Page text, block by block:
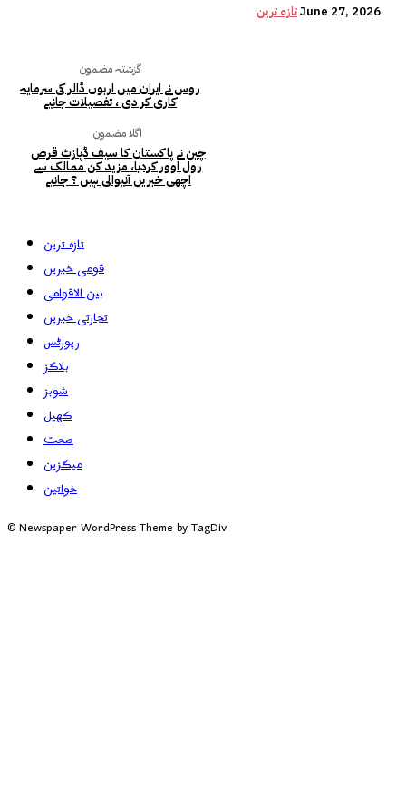
تازہ ترینJune 27, 2026
گزشتہ مضمون
روس نے ایران میں اربوں ڈالر کی سرمایہ
کاری کر دی ، تفصیلات جانیے
اگلا مضمون
چین نے پاکستان کا سیف ڈپازٹ قرض
رول اوور کردیا، مزید کن ممالک سے
اچھی خبریں آنیوالی ہیں ؟ جانیے
تازہ ترین
قومی خبریں
بین الاقوامی
تجارتی خبریں
رپورٹس
بلاگز
شوبز
کھیل
صحت
میگزین
خواتین
© Newspaper WordPress Theme by TagDiv